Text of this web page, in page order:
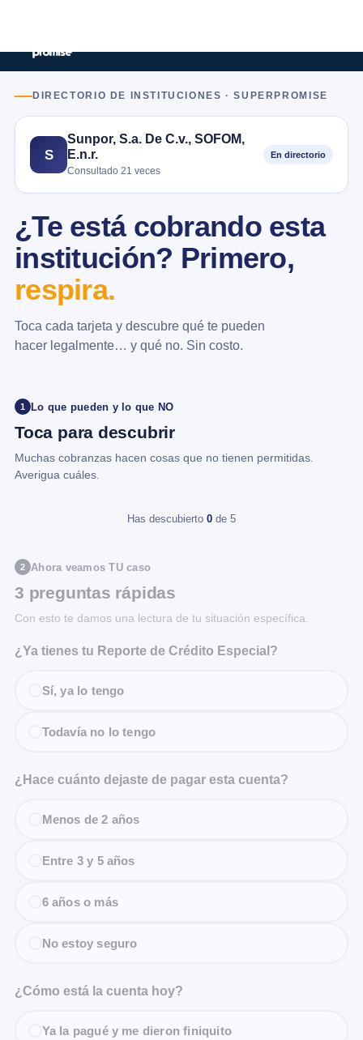
DIRECTORIO DE INSTITUCIONES · SUPERPROMISE
S
Sunpor, S.a. De C.v., SOFOM,
E.n.r.
Consultado 21 veces
En directorio
¿Te está cobrando esta
institución? Primero,
respira.
Toca cada tarjeta y descubre qué te pueden
hacer legalmente… y qué no. Sin costo.
1 Lo que pueden y lo que NO
Toca para descubrir
Muchas cobranzas hacen cosas que no tienen permitidas.
Averigua cuáles.
Has descubierto 0 de 5
2 Ahora veamos TU caso
3 preguntas rápidas
Con esto te damos una lectura de tu situación específica.
¿Ya tienes tu Reporte de Crédito Especial?
Sí, ya lo tengo
Todavía no lo tengo
¿Hace cuánto dejaste de pagar esta cuenta?
Menos de 2 años
Entre 3 y 5 años
6 años o más
No estoy seguro
¿Cómo está la cuenta hoy?
Ya la pagué y me dieron finiquito